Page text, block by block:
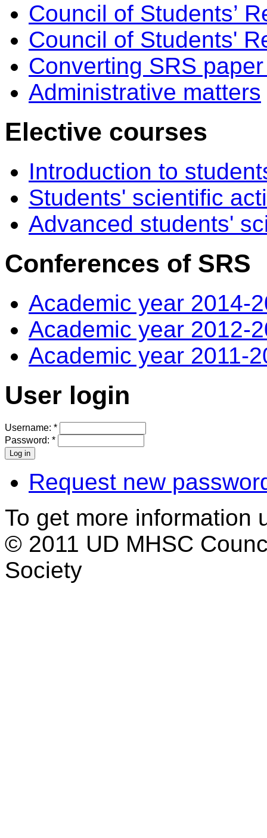
Council of Students’
Council of Students'
Converting SRS
Administrative matters
Elective courses
Introduction to
Students' scientific
Advanced students'
Conferences of SRS
Academic year 2014-
Academic year 2012-
Academic year 2011-
User login
Username: *
Password: *
Request new
To get more information
© 2011 UD MHSC
Society